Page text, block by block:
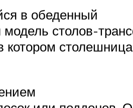
в обеденный
столов-